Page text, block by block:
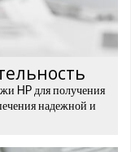
HP для получения
надежной и